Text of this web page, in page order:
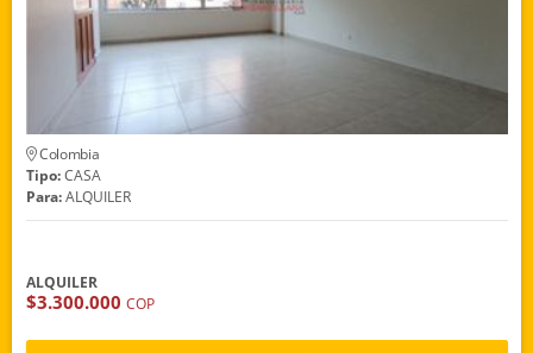
Colombia
Tipo:CASA
Para:ALQUILER
ALQUILER
$3.300.000 COP